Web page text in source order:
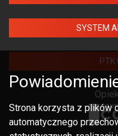
SYSTEM
PTK
Strona korzysta z plików
automatycznego